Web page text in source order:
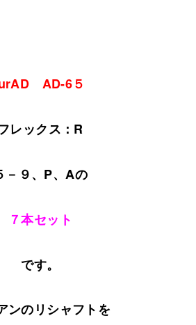
AD-6５
レックス：R
－９、P、Aの
７本セット
です。
ンのリシャフトを